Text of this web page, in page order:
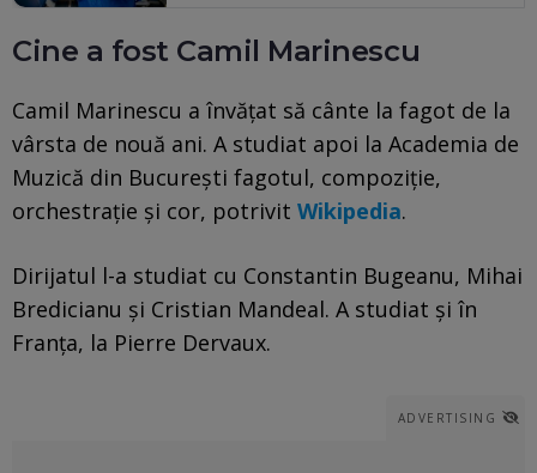
Cine a fost Camil Marinescu
Camil Marinescu a învățat să cânte la fagot de la
vârsta de nouă ani. A studiat apoi la Academia de
Muzică din București fagotul, compoziție,
orchestrație și cor, potrivit Wikipedia.
Dirijatul l-a studiat cu Constantin Bugeanu, Mihai
Bredicianu și Cristian Mandeal. A studiat și în
Franța, la Pierre Dervaux.
ADVERTISING